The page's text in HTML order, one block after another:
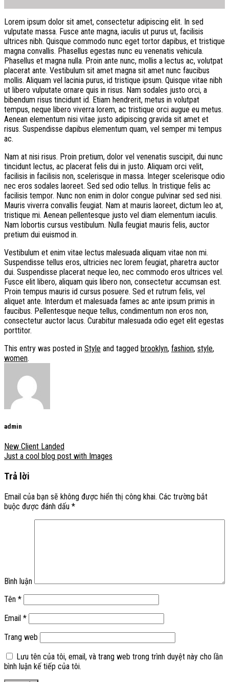
Lorem ipsum dolor sit amet, consectetur adipiscing elit. In sed
vulputate massa. Fusce ante magna, iaculis ut purus ut, facilisis
ultrices nibh. Quisque commodo nunc eget tortor dapibus, et tristique
magna convallis. Phasellus egestas nunc eu venenatis vehicula.
Phasellus et magna nulla. Proin ante nunc, mollis a lectus ac, volutpat
placerat ante. Vestibulum sit amet magna sit amet nunc faucibus
mollis. Aliquam vel lacinia purus, id tristique ipsum. Quisque vitae nibh
ut libero vulputate ornare quis in risus. Nam sodales justo orci, a
bibendum risus tincidunt id. Etiam hendrerit, metus in volutpat
tempus, neque libero viverra lorem, ac tristique orci augue eu metus.
Aenean elementum nisi vitae justo adipiscing gravida sit amet et
risus. Suspendisse dapibus elementum quam, vel semper mi tempus
ac.
Nam at nisi risus. Proin pretium, dolor vel venenatis suscipit, dui nunc
tincidunt lectus, ac placerat felis dui in justo. Aliquam orci velit,
facilisis in facilisis non, scelerisque in massa. Integer scelerisque odio
nec eros sodales laoreet. Sed sed odio tellus. In tristique felis ac
facilisis tempor. Nunc non enim in dolor congue pulvinar sed sed nisi.
Mauris viverra convallis feugiat. Nam at mauris laoreet, dictum leo at,
tristique mi. Aenean pellentesque justo vel diam elementum iaculis.
Nam lobortis cursus vestibulum. Nulla feugiat mauris felis, auctor
pretium dui euismod in.
Vestibulum et enim vitae lectus malesuada aliquam vitae non mi.
Suspendisse tellus eros, ultricies nec lorem feugiat, pharetra auctor
dui. Suspendisse placerat neque leo, nec commodo eros ultrices vel.
Fusce elit libero, aliquam quis libero non, consectetur accumsan est.
Proin tempus mauris id cursus posuere. Sed et rutrum felis, vel
aliquet ante. Interdum et malesuada fames ac ante ipsum primis in
faucibus. Pellentesque neque tellus, condimentum non eros non,
consectetur auctor lacus. Curabitur malesuada odio eget elit egestas
porttitor.
This entry was posted in Style and tagged brooklyn, fashion, style,
women.
admin
New Client Landed
Just a cool blog post with Images
Trả lời
Email của bạn sẽ không được hiển thị công khai. Các trường bắt
buộc được đánh dấu *
Bình luận
Tên *
Email *
Trang web
Lưu tên của tôi, email, và trang web trong trình duyệt này cho lần
bình luận kế tiếp của tôi.